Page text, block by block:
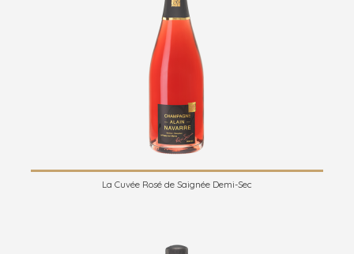
La Cuvée Rosé de Saignée Demi-Sec